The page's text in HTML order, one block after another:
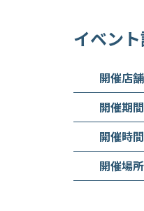
イベン
開催店舗
開催期間
開催時間
開催場所